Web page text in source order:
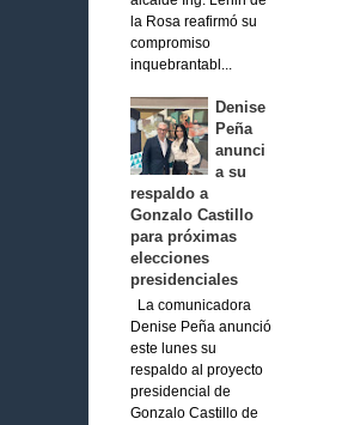
la Rosa reafirmó su
compromiso
inquebrantabl...
Denise
Peña
anunci
a su
respaldo a
Gonzalo Castillo
para próximas
elecciones
presidenciales
La comunicadora
Denise Peña anunció
este lunes su
respaldo al proyecto
presidencial de
Gonzalo Castillo de